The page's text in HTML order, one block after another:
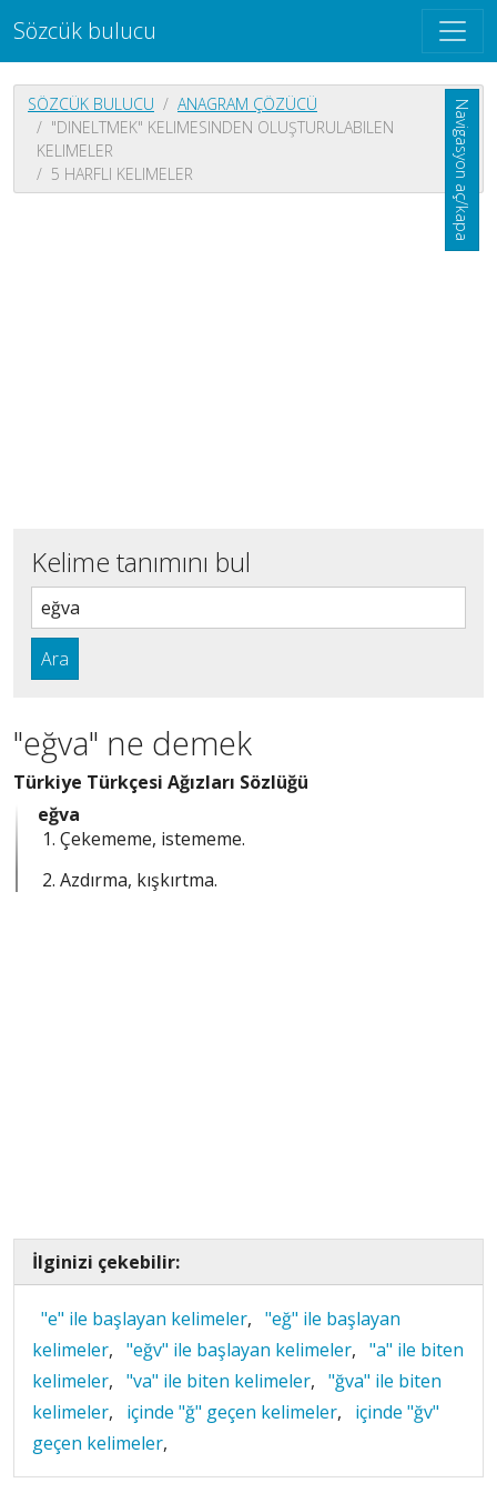
Sözcük bulucu
Navigasyon aç/kapa
SÖZCÜK BULUCU
ANAGRAM ÇÖZÜCÜ
"DINELTMEK" KELIMESINDEN OLUŞTURULABILEN
KELIMELER
5 HARFLI KELIMELER
Kelime tanımını bul
Ara
"eğva" ne demek
Türkiye Türkçesi Ağızları Sözlüğü
eğva
Çekememe, istememe.
Azdırma, kışkırtma.
İlginizi çekebilir:
"e" ile başlayan kelimeler, "eğ" ile başlayan
kelimeler, "eğv" ile başlayan kelimeler, "a" ile biten
kelimeler, "va" ile biten kelimeler, "ğva" ile biten
kelimeler, içinde "ğ" geçen kelimeler,
içinde "ğv"
geçen kelimeler,